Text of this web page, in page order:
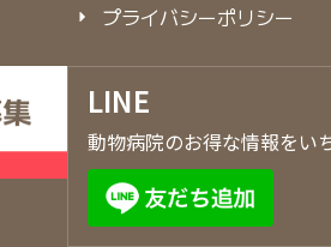
プライバシーポリシー
LINE
動物病院のお得な情報をい